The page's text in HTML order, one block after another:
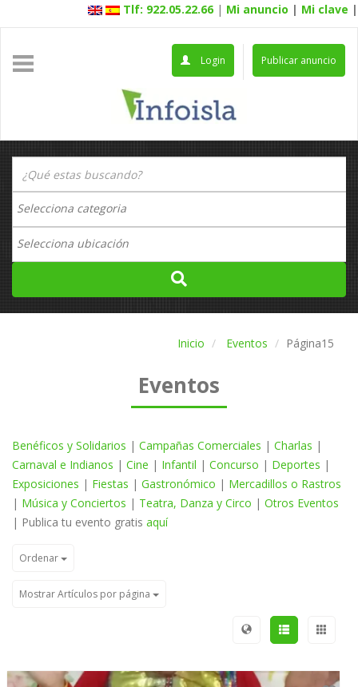
Tlf: 922.05.22.66 | Mi anuncio | Mi clave |
Publicar anuncio
Login
Inicio Eventos Página15
Eventos
Benéficos y Solidarios | Campañas Comerciales | Charlas |
Carnaval e Indianos | Cine | Infantil | Concurso | Deportes |
Exposiciones | Fiestas | Gastronómico | Mercadillos o Rastros
| Música y Conciertos | Teatra, Danza y Circo | Otros Eventos
| Publica tu evento gratis aquí
Ordenar
Mostrar Artículos por página